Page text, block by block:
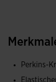
flexibel. Es
Perkins-